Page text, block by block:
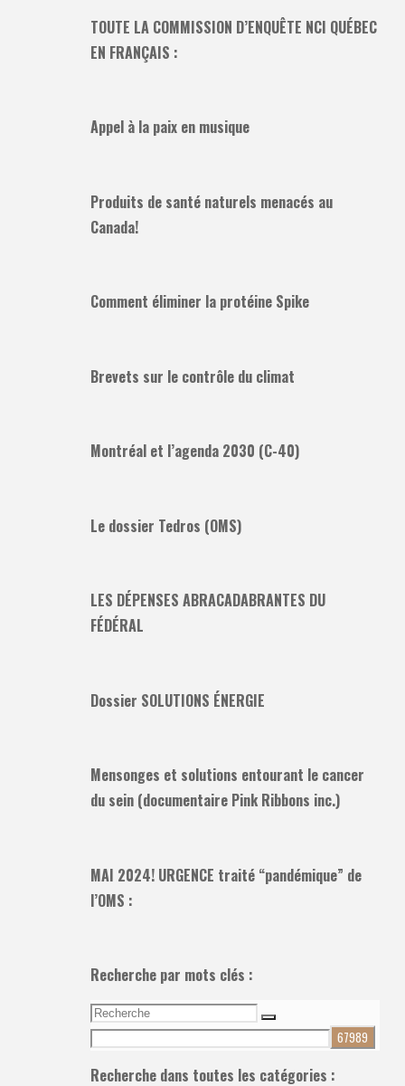
TOUTE LA COMMISSION D’ENQUÊTE NCI QUÉBEC
EN FRANÇAIS :
Appel à la paix en musique
Produits de santé naturels menacés au
Canada!
Comment éliminer la protéine Spike
Brevets sur le contrôle du climat
Montréal et l’agenda 2030 (C-40)
Le dossier Tedros (OMS)
LES DÉPENSES ABRACADABRANTES DU
FÉDÉRAL
Dossier SOLUTIONS ÉNERGIE
Mensonges et solutions entourant le cancer
du sein (documentaire Pink Ribbons inc.)
MAI 2024! URGENCE traité “pandémique” de
l’OMS :
Recherche par mots clés :
Recherche
pour:
Recherche
Recherche dans toutes les catégories :